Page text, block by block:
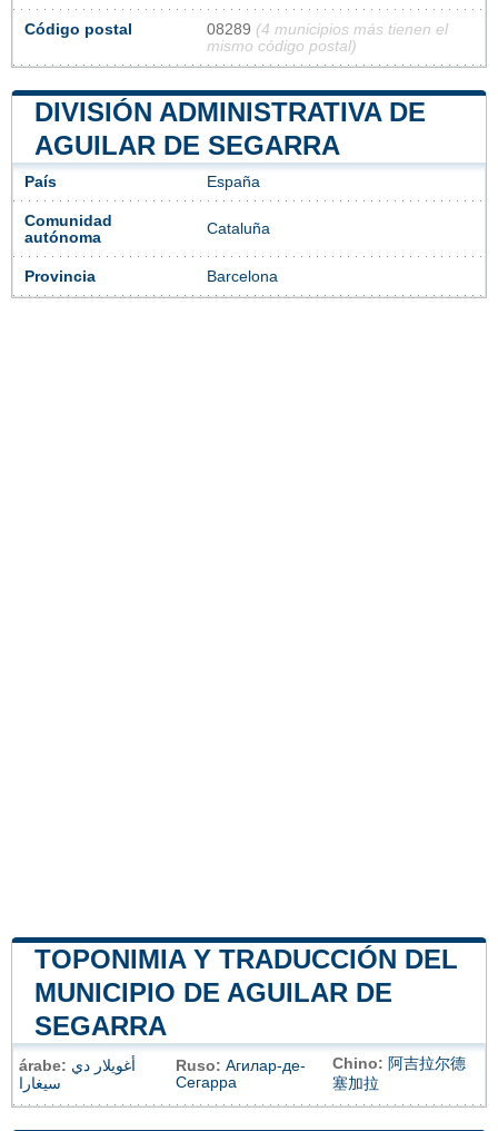
Código postal 08289 (4 municipios más tienen el
mismo código postal)
DIVISIÓN ADMINISTRATIVA DE
AGUILAR DE SEGARRA
País España
Comunidad
autónoma
Cataluña
Provincia Barcelona
TOPONIMIA Y TRADUCCIÓN DEL
MUNICIPIO DE AGUILAR DE
SEGARRA
árabe: أغويلار دي
سيغارا
Ruso: Агилар-де-
Сегарра
Chino: 阿吉拉尔德
塞加拉